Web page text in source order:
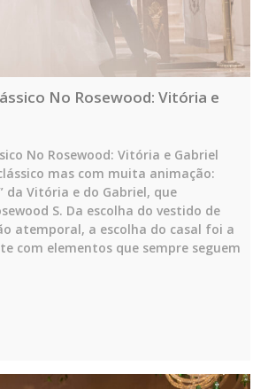
No Rosewood: Vitória e
No Rosewood: Vitória e Gabriel
mas com muita animação:
da Vitória e do Gabriel, que
S. Da escolha do vestido de
atemporal, a escolha do casal foi a
com elementos que sempre seguem